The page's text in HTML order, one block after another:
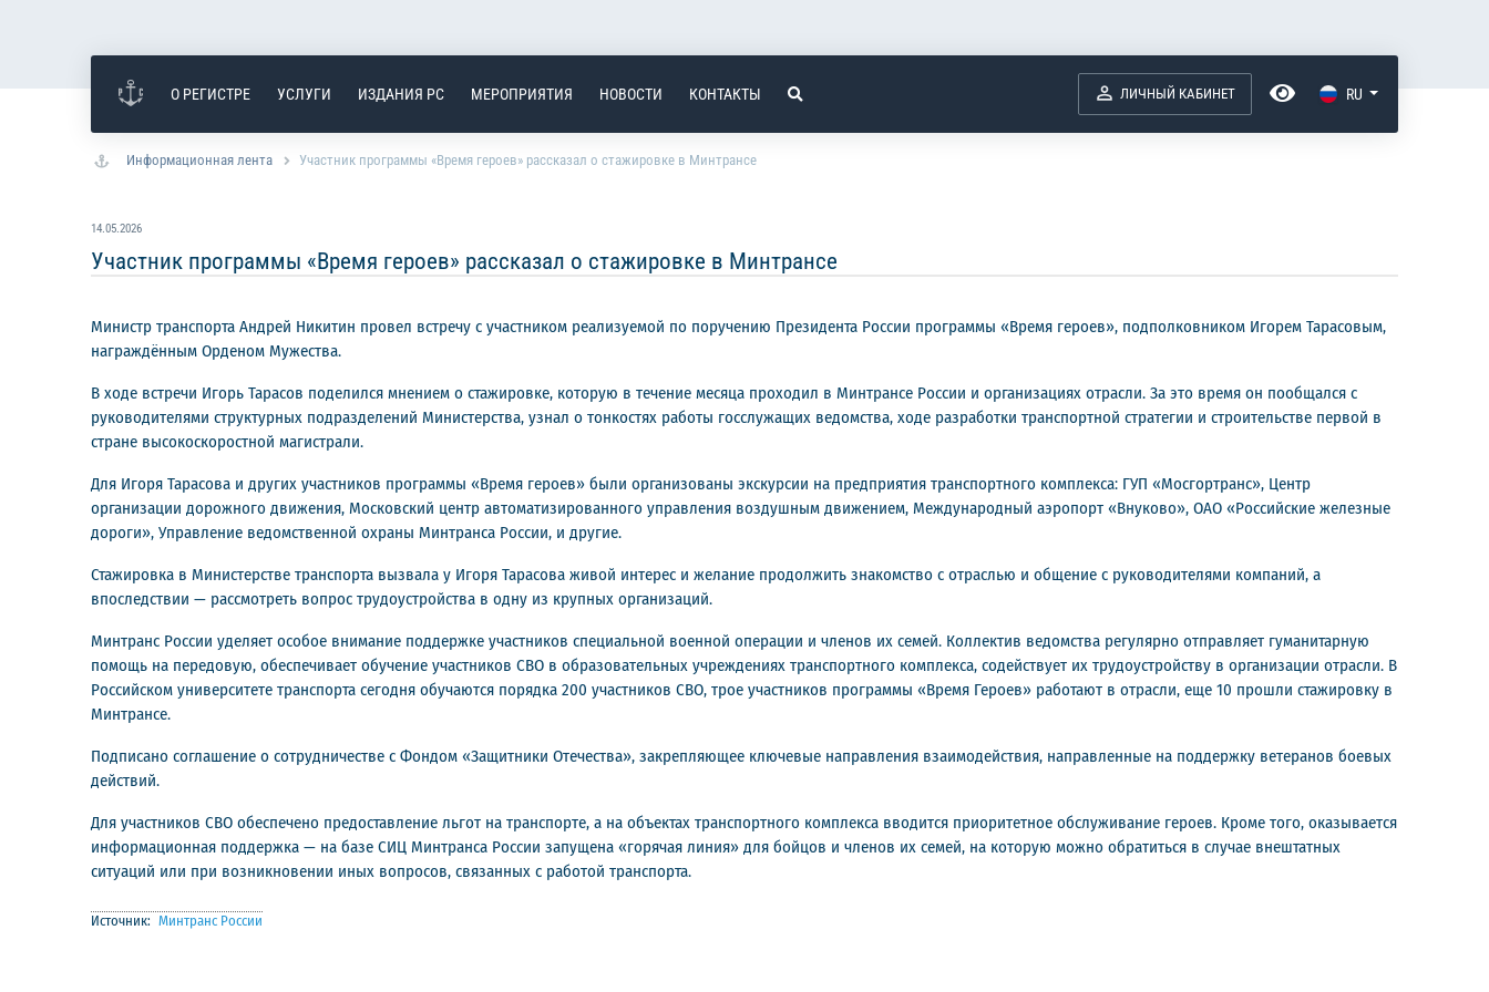
О РЕГИСТРЕ УСЛУГИ ИЗДАНИЯ РС МЕРОПРИЯТИЯ НОВОСТИ КОНТАКТЫ ЛИЧНЫЙ КАБИНЕТ RU
Информационная лента Участник программы «Время героев» рассказал о стажировке в Минтрансе
14.05.2026
Участник программы «Время героев» рассказал о стажировке в Минтрансе
Министр транспорта Андрей Никитин провел встречу с участником реализуемой по поручению Президента России программы «Время героев», подполковником Игорем Тарасовым,
награждённым Орденом Мужества.
В ходе встречи Игорь Тарасов поделился мнением о стажировке, которую в течение месяца проходил в Минтрансе России и организациях отрасли. За это время он пообщался с
руководителями структурных подразделений Министерства, узнал о тонкостях работы госслужащих ведомства, ходе разработки транспортной стратегии и строительстве первой в
стране высокоскоростной магистрали.
Для Игоря Тарасова и других участников программы «Время героев» были организованы экскурсии на предприятия транспортного комплекса: ГУП «Мосгортранс», Центр
организации дорожного движения, Московский центр автоматизированного управления воздушным движением, Международный аэропорт «Внуково», ОАО «Российские железные
дороги», Управление ведомственной охраны Минтранса России, и другие.
Стажировка в Министерстве транспорта вызвала у Игоря Тарасова живой интерес и желание продолжить знакомство с отраслью и общение с руководителями компаний, а
впоследствии — рассмотреть вопрос трудоустройства в одну из крупных организаций.
Минтранс России уделяет особое внимание поддержке участников специальной военной операции и членов их семей. Коллектив ведомства регулярно отправляет гуманитарную
помощь на передовую, обеспечивает обучение участников СВО в образовательных учреждениях транспортного комплекса, содействует их трудоустройству в организации отрасли. В
Российском университете транспорта сегодня обучаются порядка 200 участников СВО, трое участников программы «Время Героев» работают в отрасли, еще 10 прошли стажировку в
Минтрансе.
Подписано соглашение о сотрудничестве с Фондом «Защитники Отечества», закрепляющее ключевые направления взаимодействия, направленные на поддержку ветеранов боевых
действий.
Для участников СВО обеспечено предоставление льгот на транспорте, а на объектах транспортного комплекса вводится приоритетное обслуживание героев. Кроме того, оказывается
информационная поддержка — на базе СИЦ Минтранса России запущена «горячая линия» для бойцов и членов их семей, на которую можно обратиться в случае внештатных
ситуаций или при возникновении иных вопросов, связанных с работой транспорта.
Источник: Минтранс России